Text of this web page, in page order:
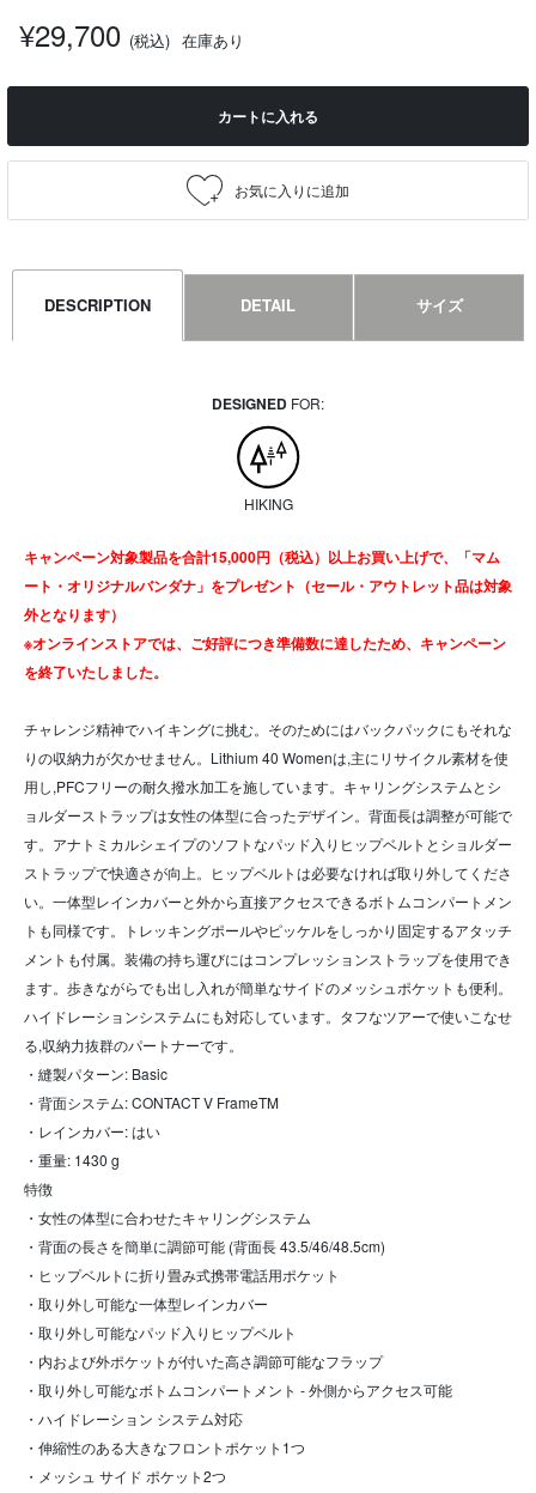
¥29,700 (税込) 在庫あり
カートに入れる
DESCRIPTION DETAIL サイズ
DESIGNED FOR:
HIKING
キャンペーン対象製品を合計15,000円（税込）以上お買い上げで、「マム
ート・オリジナルバンダナ」をプレゼント（セール・アウトレット品は対象
外となります）
※オンラインストアでは、ご好評につき準備数に達したため、キャンペーン
を終了いたしました。
チャレンジ精神でハイキングに挑む。そのためにはバックパックにもそれな
りの収納力が欠かせません。Lithium 40 Womenは,主にリサイクル素材を使
用し,PFCフリーの耐久撥水加工を施しています。キャリングシステムとシ
ョルダーストラップは女性の体型に合ったデザイン。背面長は調整が可能で
す。アナトミカルシェイプのソフトなパッド入りヒップベルトとショルダー
ストラップで快適さが向上。ヒップベルトは必要なければ取り外してくださ
い。一体型レインカバーと外から直接アクセスできるボトムコンパートメン
トも同様です。トレッキングポールやピッケルをしっかり固定するアタッチ
メントも付属。装備の持ち運びにはコンプレッションストラップを使用でき
ます。歩きながらでも出し入れが簡単なサイドのメッシュポケットも便利。
ハイドレーションシステムにも対応しています。タフなツアーで使いこなせ
る,収納力抜群のパートナーです。
・縫製パターン: Basic
・背面システム: CONTACT V FrameTM
・レインカバー: はい
・重量: 1430 g
特徴
・女性の体型に合わせたキャリングシステム
・背面の長さを簡単に調節可能 (背面長 43.5/46/48.5cm)
・ヒップベルトに折り畳み式携帯電話用ポケット
・取り外し可能な一体型レインカバー
・取り外し可能なパッド入りヒップベルト
・内および外ポケットが付いた高さ調節可能なフラップ
・取り外し可能なボトムコンパートメント - 外側からアクセス可能
・ハイドレーション システム対応
・伸縮性のある大きなフロントポケット1つ
・メッシュ サイド ポケット2つ